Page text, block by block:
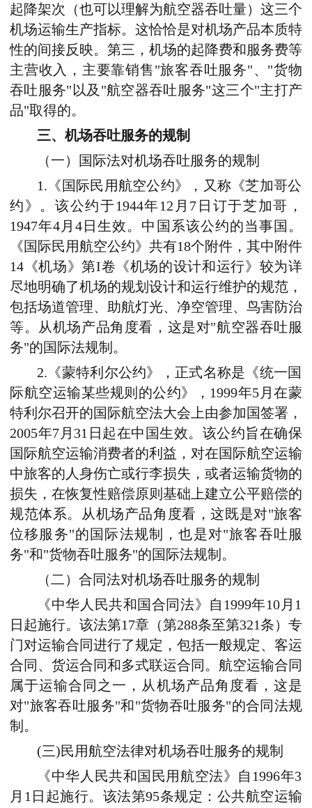
起降架次（也可以理解为航空器吞吐量）这三个
机场运输生产指标。这恰恰是对机场产品本质特
性的间接反映。第三，机场的起降费和服务费等
主营收入，主要靠销售"旅客吞吐服务"、"货物
吞吐服务"以及"航空器吞吐服务"这三个"主打产
品"取得的。
三、机场吞吐服务的规制
（一）国际法对机场吞吐服务的规制
1.《国际民用航空公约》，又称《芝加哥公
约》。该公约于1944年12月7日订于芝加哥，
1947年4月4日生效。中国系该公约的当事国。
《国际民用航空公约》共有18个附件，其中附件
14《机场》第I卷《机场的设计和运行》较为详
尽地明确了机场的规划设计和运行维护的规范，
包括场道管理、助航灯光、净空管理、鸟害防治
等。从机场产品角度看，这是对"航空器吞吐服
务"的国际法规制。
2.《蒙特利尔公约》，正式名称是《统一国
际航空运输某些规则的公约》，1999年5月在蒙
特利尔召开的国际航空法大会上由参加国签署，
2005年7月31日起在中国生效。该公约旨在确保
国际航空运输消费者的利益，对在国际航空运输
中旅客的人身伤亡或行李损失，或者运输货物的
损失，在恢复性赔偿原则基础上建立公平赔偿的
规范体系。从机场产品角度看，这既是对"旅客
位移服务"的国际法规制，也是对"旅客吞吐服
务"和"货物吞吐服务"的国际法规制。
（二）合同法对机场吞吐服务的规制
《中华人民共和国合同法》自1999年10月1
日起施行。该法第17章（第288条至第321条）专
门对运输合同进行了规定，包括一般规定、客运
合同、货运合同和多式联运合同。航空运输合同
属于运输合同之一，从机场产品角度看，这是
对"旅客吞吐服务"和"货物吞吐服务"的合同法规
制。
(三)民用航空法律对机场吞吐服务的规制
《中华人民共和国民用航空法》自1996年3
月1日起施行。该法第95条规定：公共航空运输